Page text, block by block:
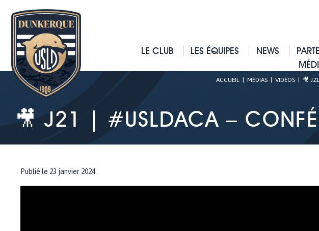
LE CLUB LES ÉQUIPES NEWS
ACCUEIL| MÉDIAS| VIDÉOS| 🎥
🎥 J21 | #USLDACA –
Publié le 23 janvier 2024